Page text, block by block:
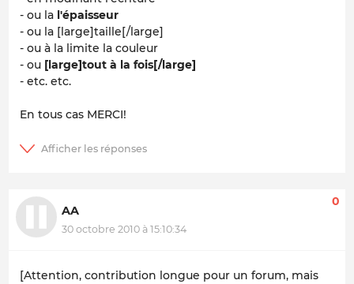
- ou la l'épaisseur
- ou la [large]taille[/large]
- ou à la limite la couleur
- ou [large]tout à la fois[/large]
- etc. etc.
En tous cas MERCI!
AA
30 octobre 2010 à 15:10:34
0
[Attention, contribution longue pour un forum, mais